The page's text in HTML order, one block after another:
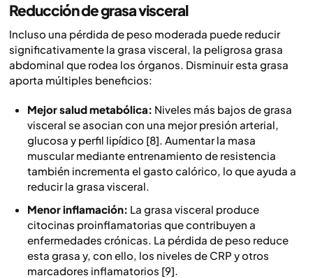
Reducción de grasa visceral
Incluso una pérdida de peso moderada puede reducir
significativamente la grasa visceral, la peligrosa grasa
abdominal que rodea los órganos. Disminuir esta grasa
aporta múltiples beneficios:
Mejor salud metabólica: Niveles más bajos de grasa
visceral se asocian con una mejor presión arterial,
glucosa y perfil lipídico [8]. Aumentar la masa
muscular mediante entrenamiento de resistencia
también incrementa el gasto calórico, lo que ayuda a
reducir la grasa visceral.
Menor inflamación: La grasa visceral produce
citocinas proinflamatorias que contribuyen a
enfermedades crónicas. La pérdida de peso reduce
esta grasa y, con ello, los niveles de CRP y otros
marcadores inflamatorios [9].